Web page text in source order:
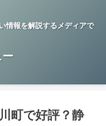
情報を解説するメディアで
ー
町で好評？静